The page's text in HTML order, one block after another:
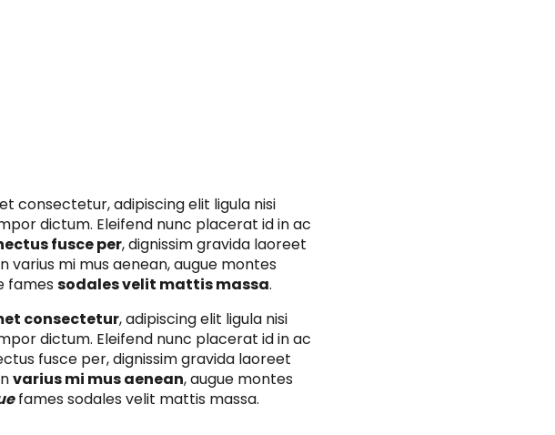
consectetur, adipiscing elit ligula nisi
dictum. Eleifend nunc placerat id in ac
fusce per, dignissim gravida laoreet
mi mus aenean, augue montes
fames sodales velit mattis massa.
consectetur, adipiscing elit ligula nisi
dictum. Eleifend nunc placerat id in ac
fusce per, dignissim gravida laoreet
varius mi mus aenean, augue montes
fames sodales velit mattis massa.